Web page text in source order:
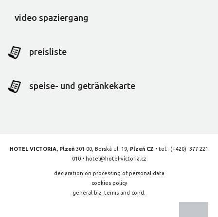
video spaziergang
preisliste
speise- und getränkekarte
HOTEL VICTORIA, Plzeň 301 00, Borská ul. 19, Plzeň CZ • tel.: (+420) 377 221
010 • hotel@hotel-victoria.cz
declaration on processing of personal data
cookies policy
general biz. terms and cond.